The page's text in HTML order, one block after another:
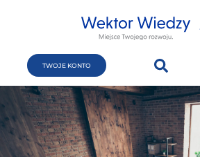
TWOJE KONTO